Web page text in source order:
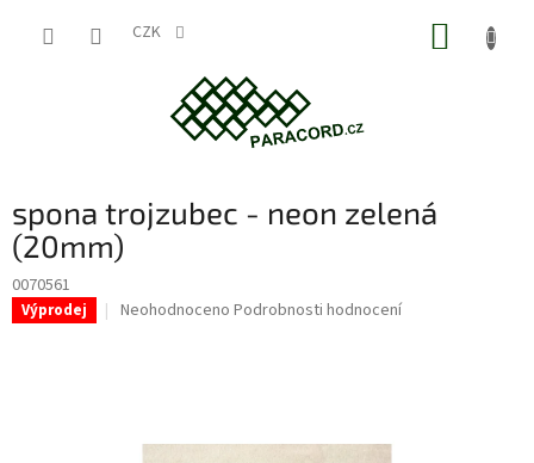
CZK
spona trojzubec - neon zelená
(20mm)
0070561
Výprodej
Průměrné
Neohodnoceno Podrobnosti hodnocení